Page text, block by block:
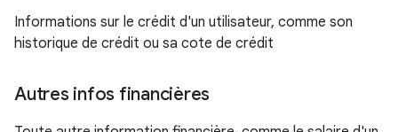
Informations sur le crédit d'un utilisateur, comme son
historique de crédit ou sa cote de crédit
Autres infos financières